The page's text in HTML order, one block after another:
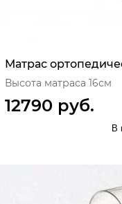
Матрас
Высота матраса 16см
12790 руб.
В